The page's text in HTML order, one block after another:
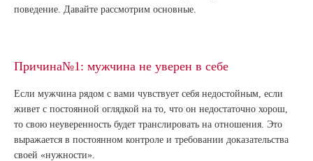
поведение. Давайте рассмотрим основные.
Причина№1: мужчина не уверен в себе
Если мужчина рядом с вами чувствует себя недостойным, если
живет с постоянной оглядкой на то, что он недостаточно хорош,
то свою неуверенность будет транслировать на отношения. Это
выражается в постоянном контроле и требовании доказательства
своей «нужности».